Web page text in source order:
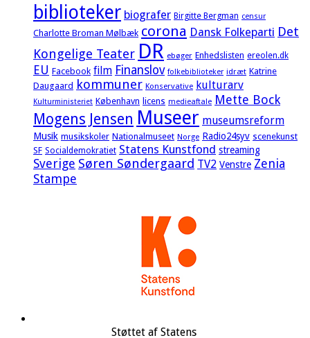
biblioteker biografer Birgitte Bergman censur
Charlotte Broman Mølbæk corona Dansk Folkeparti Det
Kongelige Teater DR ebøger Enhedslisten ereolen.dk
EU Facebook film Finanslov folkebiblioteker idræt Katrine
Daugaard kommuner Konservative kulturarv
Kulturministeriet København licens medieaftale Mette Bock
Mogens Jensen Museer museumsreform
Musik musikskoler Nationalmuseet Norge Radio24syv scenekunst
SF Socialdemokratiet Statens Kunstfond streaming
Sverige Søren Søndergaard TV2 Venstre Zenia
Stampe
Støttet af Statens